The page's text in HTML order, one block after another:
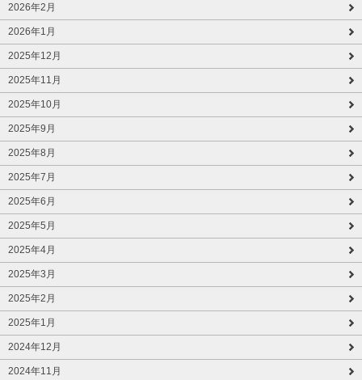
2026年2月
2026年1月
2025年12月
2025年11月
2025年10月
2025年9月
2025年8月
2025年7月
2025年6月
2025年5月
2025年4月
2025年3月
2025年2月
2025年1月
2024年12月
2024年11月